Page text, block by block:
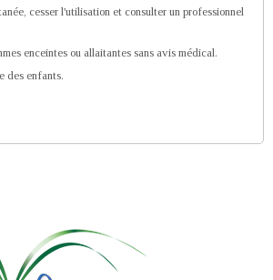
cesser l'utilisation et consulter un professionnel
enceintes ou allaitantes sans avis médical.
des enfants.